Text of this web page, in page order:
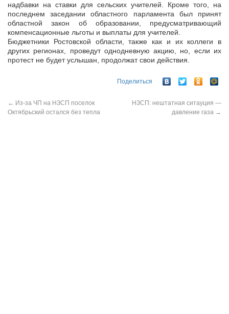
надбавки на ставки для сельских учителей. Кроме того, на
последнем заседании областного парламента был принят
областной закон об образовании, предусматривающий
компенсационные льготы и выплаты для учителей.
Бюджетники Ростовской области, также как и их коллеги в
других регионах, проведут однодневную акцию, но, если их
протест не будет услышан, продолжат свои действия.
Поделиться
← Из-за ЧП на НЗСП поселок
Октябрьский остался без тепла
НЗСП: нештатная ситауция —
давление газа →